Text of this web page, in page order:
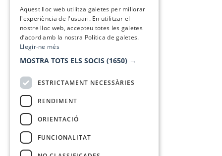
Aquest lloc web utilitza galetes per millorar
l'experiència de l'usuari. En utilitzar el
nostre lloc web, accepteu totes les galetes
d’acord amb la nostra Política de galetes.
Llegir-ne més
MOSTRA TOTS ELS SOCIS (1650) →
ESTRICTAMENT NECESSÀRIES
RENDIMENT
ORIENTACIÓ
FUNCIONALITAT